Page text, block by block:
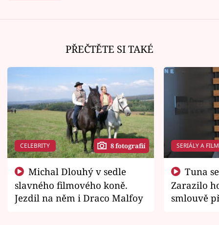
PŘEČTĚTE SI TAKÉ
CELEBRITY 8 fotografií
slavného filmového koně.
Jezdil na něm i Draco Malfoy
SERIÁLY A
Zarazilo
smlouvě